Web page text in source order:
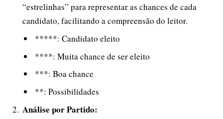
“estrelinhas” para representar as chances de cada
candidato, facilitando a compreensão do leitor.
*****: Candidato eleito
****: Muita chance de ser eleito
***: Boa chance
**: Possibilidades
Análise por Partido: